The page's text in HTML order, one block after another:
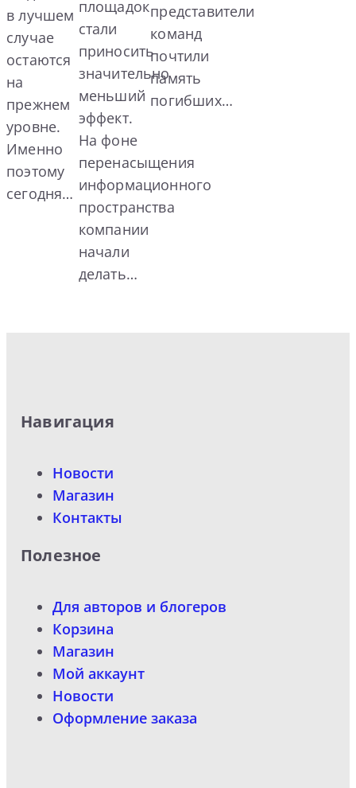
в лучшем
случае
остаются
на
прежнем
уровне.
Именно
поэтому
сегодня…
площадок
стали
приносить
значительно
меньший
эффект.
На фоне
перенасыщения
информационного
пространства
компании
начали
делать…
представители
команд
почтили
память
погибших…
Навигация
Новости
Магазин
Контакты
Полезное
Для авторов и блогеров
Корзина
Магазин
Мой аккаунт
Новости
Оформление заказа